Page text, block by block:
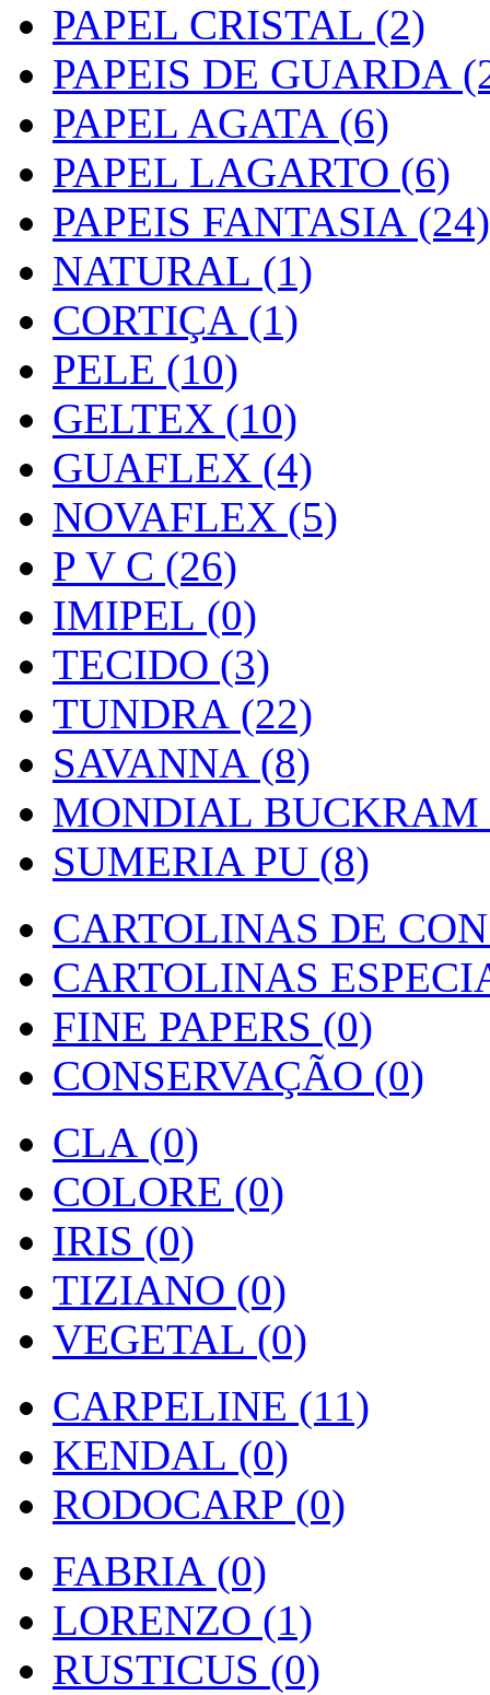
PAPEL CRISTAL (2)
PAPEIS DE GUARDA
PAPEL AGATA (6)
PAPEL LAGARTO (6)
PAPEIS FANTASIA (24)
NATURAL (1)
CORTIÇA (1)
PELE (10)
GELTEX (10)
GUAFLEX (4)
NOVAFLEX (5)
P V C (26)
IMIPEL (0)
TECIDO (3)
TUNDRA (22)
SAVANNA (8)
MONDIAL BUCKRAM
SUMERIA PU (8)
CARTOLINAS DE
CARTOLINAS
FINE PAPERS (0)
CONSERVAÇÃO (0)
CLA (0)
COLORE (0)
IRIS (0)
TIZIANO (0)
VEGETAL (0)
CARPELINE (11)
KENDAL (0)
RODOCARP (0)
FABRIA (0)
LORENZO (1)
RUSTICUS (0)